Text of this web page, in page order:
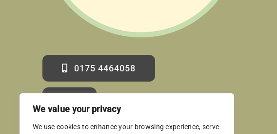
We value your privacy
We use cookies to enhance your browsing experience, serve
0175 4464058